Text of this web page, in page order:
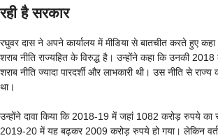
रही है सरकार
रघुवर दास ने अपने कार्यालय में मीडिया से बातचीत करते हुए कहा
शराब नीति राज्यहित के विरुद्ध है। उन्होंने कहा कि उनकी 2018
शराब नीति ज्यादा पारदर्शी और लाभकारी थी। उस नीति से राज्य
था।
उन्होंने दावा किया कि 2018-19 में जहां 1082 करोड़ रुपये का
2019-20 में यह बढ़कर 2009 करोड़ रुपये हो गया। लेकिन